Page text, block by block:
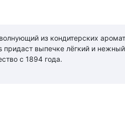
из кондитерских
придаст выпечке лёгкий и
с 1894 года.